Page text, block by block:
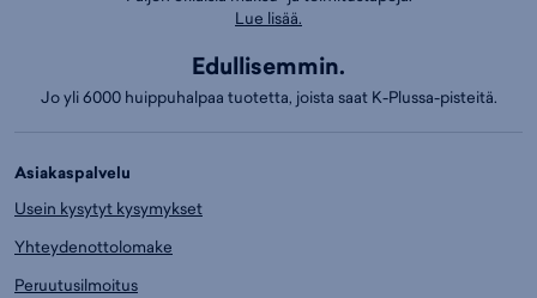
Lue lisää.
Edullisemmin.
Jo yli 6000 huippuhalpaa tuotetta, joista saat K-Plussa-pisteitä.
Asiakaspalvelu
Usein kysytyt kysymykset
Yhteydenottolomake
Peruutusilmoitus